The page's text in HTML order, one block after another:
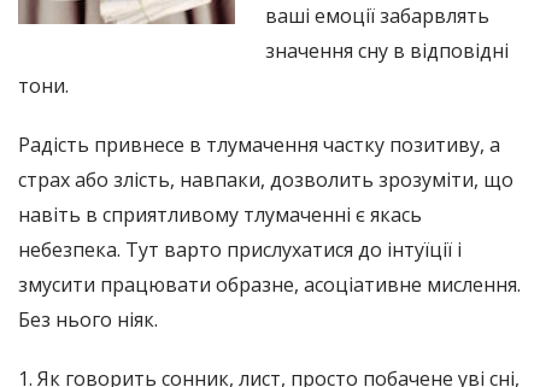
ваші емоції забарвлять
значення сну в відповідні
тони.
Радість привнесе в тлумачення частку позитиву, а
страх або злість, навпаки, дозволить зрозуміти, що
навіть в сприятливому тлумаченні є якась
небезпека. Тут варто прислухатися до інтуїції і
змусити працювати образне, асоціативне мислення.
Без нього ніяк.
1. Як говорить сонник, лист, просто побачене уві сні,